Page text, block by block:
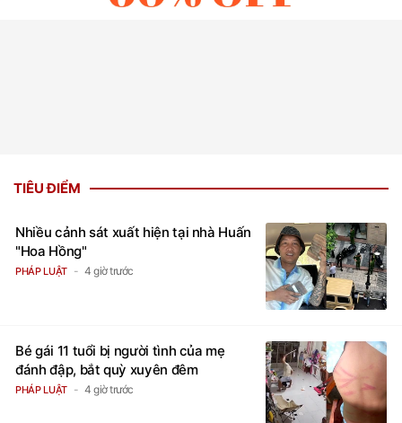
TIÊU ĐIỂM
Nhiều cảnh sát xuất hiện tại nhà Huấn
"Hoa Hồng"
PHÁP LUẬT 4 giờ trước
Bé gái 11 tuổi bị người tình của mẹ
đánh đập, bắt quỳ xuyên đêm
PHÁP LUẬT 4 giờ trước